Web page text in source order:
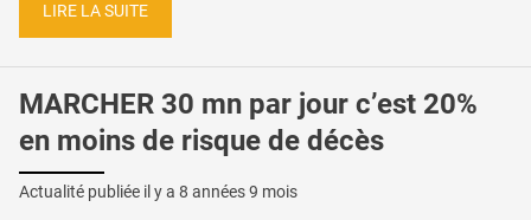
LIRE LA SUITE
MARCHER 30 mn par jour c’est 20%
en moins de risque de décès
Actualité publiée il y a 8 années 9 mois